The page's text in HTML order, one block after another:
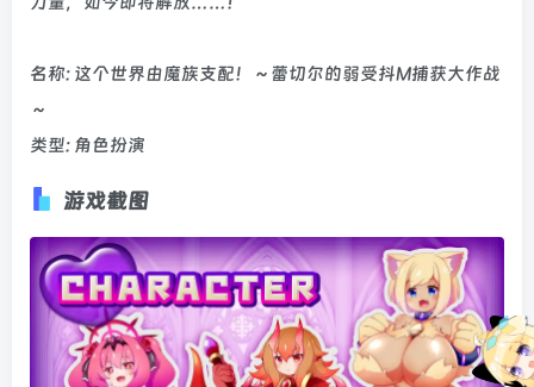
名称: 这个世界由魔族支配！～蕾切尔的弱受抖M捕获大作战
～
类型: 角色扮演
游戏截图